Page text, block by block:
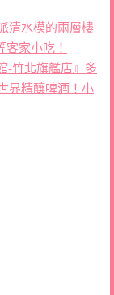
清水模的兩層樓
家小吃！
-竹北旗艦店』多
界精釀啤酒！小